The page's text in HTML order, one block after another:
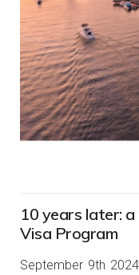
10 years later:
Visa Program
September 9th